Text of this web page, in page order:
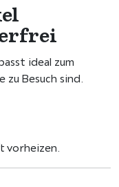
ideal zum
Besuch sind.
vorheizen.